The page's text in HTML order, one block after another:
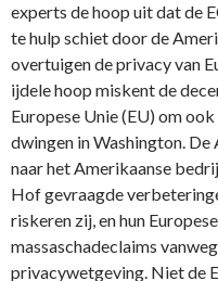
experts de hoop uit dat de
te hulp schiet door de
overtuigen de privacy van
ijdele hoop miskent de
Europese Unie (EU) om
dwingen in Washington.
naar het Amerikaanse
Hof gevraagde
riskeren zij, en hun
massaschadeclaims
privacywetgeving. Niet de